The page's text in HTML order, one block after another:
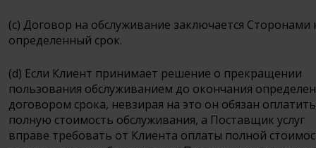
(c) Договор на обслуживание заключается Сторонами
определенный срок.
(d) Если Клиент принимает решение о прекращении
пользования обслуживанием до окончания
договором срока, невзирая на это он обязан оплатить
полную стоимость обслуживания, а Поставщик услуг
вправе требовать от Клиента оплаты полной